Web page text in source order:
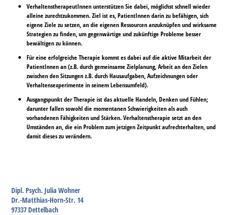
VerhaltenstherapeutInnen unterstützen Sie dabei, möglichst schnell wieder
alleine zurechtzukommen. Ziel ist es, PatientInnen darin zu befähigen, sich
eigene Ziele zu setzen, an die eigenen Ressourcen anzuknüpfen und wirksame
Strategien zu finden, um gegenwärtige und zukünftige Probleme besser
bewältigen zu können.
Für eine erfolgreiche Therapie kommt es dabei auf die aktive Mitarbeit der
PatientInnen an (z.B. durch gemeinsame Zielplanung, Arbeit an den Zielen
zwischen den Sitzungen z.B. durch Hausaufgaben, Aufzeichnungen oder
Verhaltensexperimente in seinem Lebensumfeld).
Ausgangspunkt der Therapie ist das aktuelle Handeln, Denken und Fühlen;
darunter fallen sowohl die momentanen Schwierigkeiten als auch
vorhandenen Fähigkeiten und Stärken. Verhaltenstherapie setzt an den
Umständen an, die ein Problem zum jetzigen Zeitpunkt aufrechterhalten, und
damit dieses zu verändern.
Dipl. Psych. Julia Wohner
Dr.-Matthias-Horn-Str. 14
97337 Dettelbach